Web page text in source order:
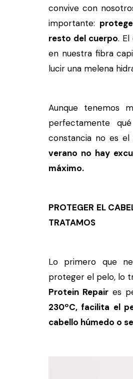
convive con
importante:
resto del cuerpo.
en nuestra fibra
lucir una melena
Aunque tenemos
perfectamente
constancia no es el
verano no hay
máximo.
PROTEGER EL
TRATAMOS
Lo primero que
proteger el pelo, lo
Protein Repair es
230ºC, facilita el
cabello húmedo o